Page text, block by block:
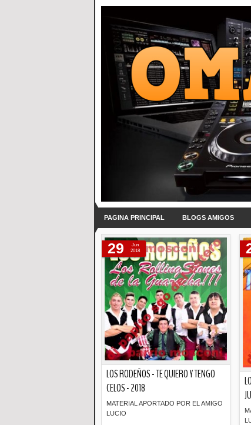
PAGINA PRINCIPAL BLOGS AMIGOS
LOS RODEÑOS - TE QUIERO Y TENGO
CELOS - 2018
MATERIAL APORTADO POR EL AMIGO
LUCIO
29
Jun
2018